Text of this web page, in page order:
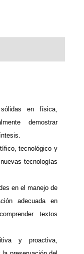
en física,
demostrar
tecnológico y
tecnologías
en el manejo de
adecuada en
textos
y proactiva,